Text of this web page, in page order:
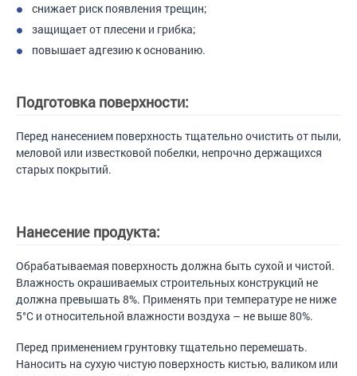
снижает риск появления трещин;
защищает от плесени и грибка;
повышает адгезию к основанию.
Подготовка поверхности:
Перед нанесением поверхность тщательно очистить от пыли,
меловой или известковой побелки, непрочно держащихся
старых покрытий.
Нанесение продукта:
Обрабатываемая поверхность должна быть сухой и чистой.
Влажность окрашиваемых строительных конструкций не
должна превышать 8%. Применять при температуре не ниже
5°С и относительной влажности воздуха – не выше 80%.
Перед применением грунтовку тщательно перемешать.
Наносить на сухую чистую поверхность кистью, валиком или